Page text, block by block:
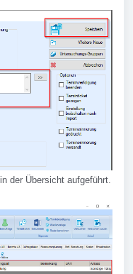
der Übersicht aufgeführt.